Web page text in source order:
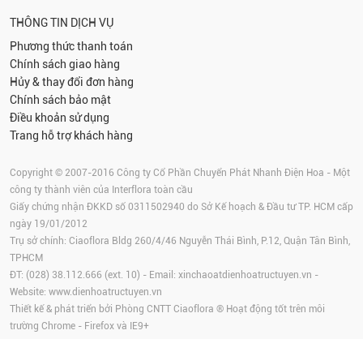
THÔNG TIN DỊCH VỤ
Phương thức thanh toán
Chính sách giao hàng
Hủy & thay đổi đơn hàng
Chính sách bảo mật
Điều khoản sử dụng
Trang hỗ trợ khách hàng
Copyright © 2007-2016 Công ty Cổ Phần Chuyển Phát Nhanh Điện Hoa - Một
công ty thành viên của Interflora toàn cầu
Giấy chứng nhận ĐKKD số 0311502940 do Sở Kế hoạch & Đầu tư TP. HCM cấp
ngày 19/01/2012
Trụ sở chính: Ciaoflora Bldg 260/4/46 Nguyễn Thái Bình, P.12, Quận Tân Bình,
TPHCM
ĐT: (028) 38.112.666 (ext. 10) - Email: xinchaoatdienhoatructuyen.vn -
Website: www.dienhoatructuyen.vn
Thiết kế & phát triển bởi Phòng CNTT Ciaoflora ® Hoạt động tốt trên môi
trường Chrome - Firefox và IE9+